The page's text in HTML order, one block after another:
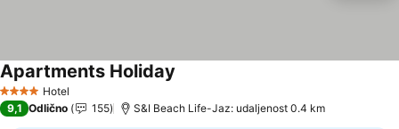
4 ZvezdiceHotel
Apartments Holiday
9,1 Odlično 155 S&I Beach Life-Jaz: udaljenost 0.4 km